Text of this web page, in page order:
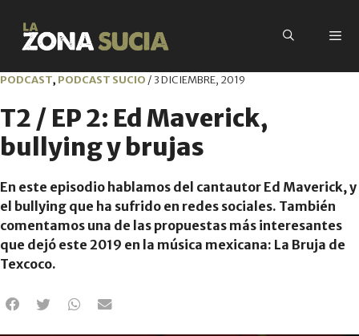
PODCAST, PODCAST SUCIO / 3 DICIEMBRE, 2019
T2 / EP 2: Ed Maverick,
bullying y brujas
En este episodio hablamos del cantautor Ed Maverick, y
el bullying que ha sufrido en redes sociales. También
comentamos una de las propuestas más interesantes
que dejó este 2019 en la música mexicana: La Bruja de
Texcoco.